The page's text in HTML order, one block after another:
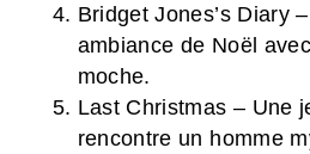
Bridget Jones’s Diary
ambiance de Noël
moche.
Last Christmas – Une
rencontre un homme